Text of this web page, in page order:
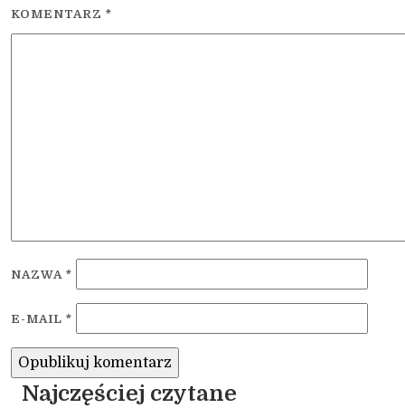
KOMENTARZ *
NAZWA *
E-MAIL *
Najczęściej czytane